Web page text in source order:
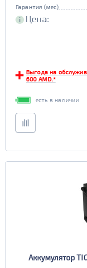
Гарантия (мес)
i Цена:
Выгода на
600 AMD.*
есть в наличии
Аккумулятор